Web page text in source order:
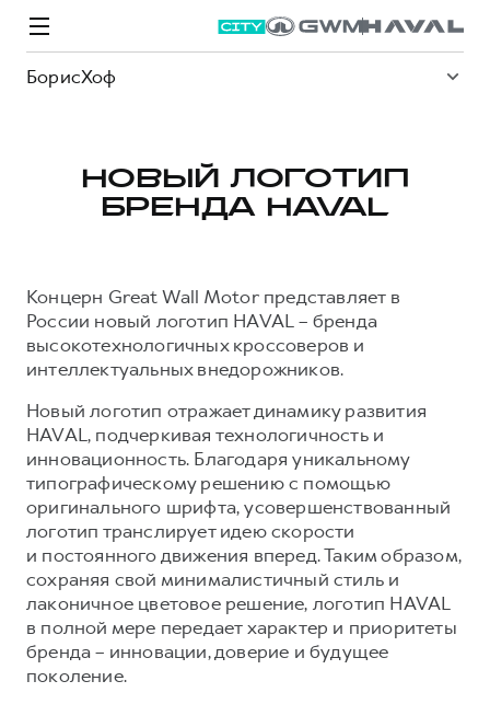
БорисХоф
M6
от 2 049 000 ₽
JOLION
от 2 049 000 ₽
DARGO
от 3 199 000 ₽
DARGO X
от 3 499 000 ₽
ВЫБОР И ПОКУПКА
Автомобили в наличии
Конфигуратор HAVAL
Аксессуары HAVAL
Каталоги и прайс-листы
Программа «HAVAL Защита+»
Тест-драйв
Трейд-ин
КРЕДИТ И СТРАХОВАНИЕ
Кредитный калькулятор
СЕРВИС
Все о сервисе
Запись на сервис
Моторное масло
Стоимость ТО
СЕРВИСНОЕ ОБСЛУЖИВАНИЕ
Нулевое ТО
Программа «Помощь на дороге»
Регламенты технического обслуживания
Электронный ПТС
СПЕЦПРЕДЛОЖЕНИЯ
Покупателям
Владельцам
БРЕНД HAVAL
О бренде
О GWM
ИНФОРМАЦИЯ О ДИЛЕРЕ
О дилере
Наша команда
Контакты
НОВЫЙ ЛОГОТИП
БРЕНДА HAVAL
Концерн Great Wall Motor представляет в
России новый логотип HAVAL – бренда
высокотехнологичных кроссоверов и
интеллектуальных внедорожников.
Новый логотип отражает динамику развития
HAVAL, подчеркивая технологичность и
инновационность. Благодаря уникальному
типографическому решению с помощью
оригинального шрифта, усовершенствованный
логотип транслирует идею скорости
и постоянного движения вперед. Таким образом,
сохраняя свой минималистичный стиль и
лаконичное цветовое решение, логотип HAVAL
в полной мере передает характер и приоритеты
бренда – инновации, доверие и будущее
поколение.